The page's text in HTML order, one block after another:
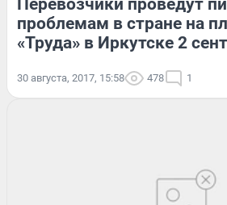
Перевозчики проведут
проблемам в стране на
«Труда» в Иркутске 2
30 августа, 2017, 15:58 478 1